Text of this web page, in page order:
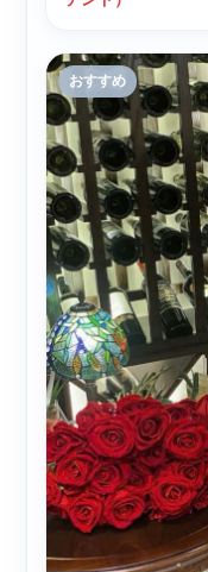
おすすめ